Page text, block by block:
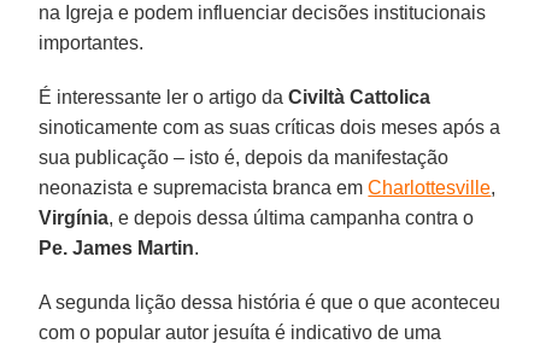
na Igreja e podem influenciar decisões institucionais
importantes.
É interessante ler o artigo daCiviltà Cattolica
sinoticamente com as suas críticas dois meses após a
sua publicação – isto é, depois da manifestação
neonazista e supremacista branca emCharlottesville,
Virgínia, e depois dessa última campanha contra o
Pe. James Martin.
A segunda lição dessa história é que o que aconteceu
com o popular autor jesuíta é indicativo de uma